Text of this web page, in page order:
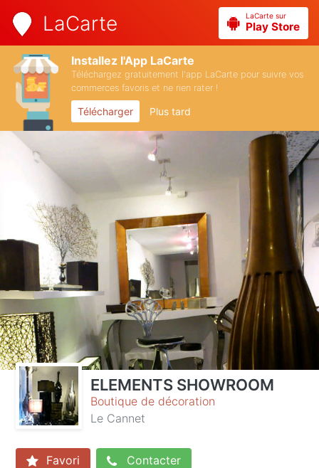
LaCarte LaCarte sur
Play Store
Installez l'App LaCarte
Téléchargez gratuitement l'app LaCarte pour suivre vos
commerces favoris et ne rien rater !
Télécharger Plus tard
ELEMENTS SHOWROOM
Boutique de décoration
Le Cannet
Favori Contacter